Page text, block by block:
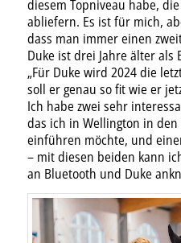
diesem Topniveau habe,
abliefern. Es ist für mich,
dass man immer einen
Duke ist drei Jahre älter als
„Für Duke wird 2024 die
soll er genau so fit wie er
Ich habe zwei sehr
das ich in Wellington in
einführen möchte, und
– mit diesen beiden kann
an Bluetooth und Duke